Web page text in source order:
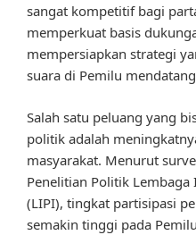
sangat kompetitif bagi
memperkuat basis
mempersiapkan strategi
suara di Pemilu
Salah satu peluang yang
politik adalah
masyarakat. Menurut
Penelitian Politik
(LIPI), tingkat partisipasi
semakin tinggi pada